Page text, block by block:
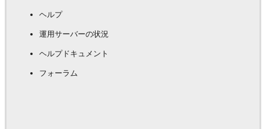
ヘルプ
運用サーバーの状況
ヘルプドキュメント
フォーラム